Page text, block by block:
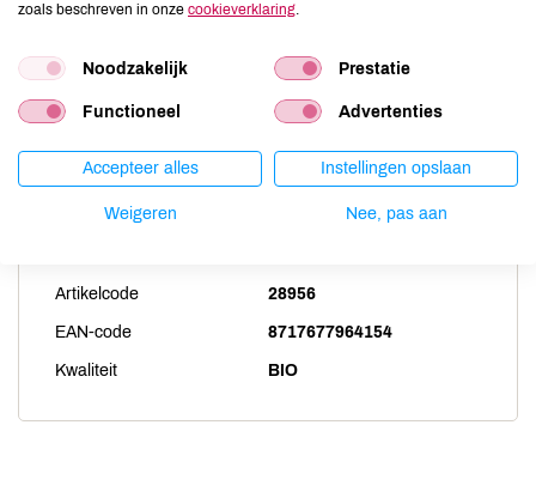
Weekdieren
niet aanwezig
Productspecificaties
Land van herkomst
Artikelcode 28956
EAN-code 8717677964154
Kwaliteit BIO
zoals beschreven in onze cookieverklaring.
Noodzakelijk Prestatie
Functioneel Advertenties
Accepteer alles Instellingen opslaan
Weigeren Nee, pas aan